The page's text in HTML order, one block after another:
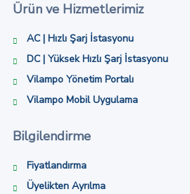
Ürün ve Hizmetlerimiz
AC | Hızlı Şarj İstasyonu
DC | Yüksek Hızlı Şarj İstasyonu
Vilampo Yönetim Portalı
Vilampo Mobil Uygulama
Bilgilendirme
Fiyatlandırma
Üyelikten Ayrılma